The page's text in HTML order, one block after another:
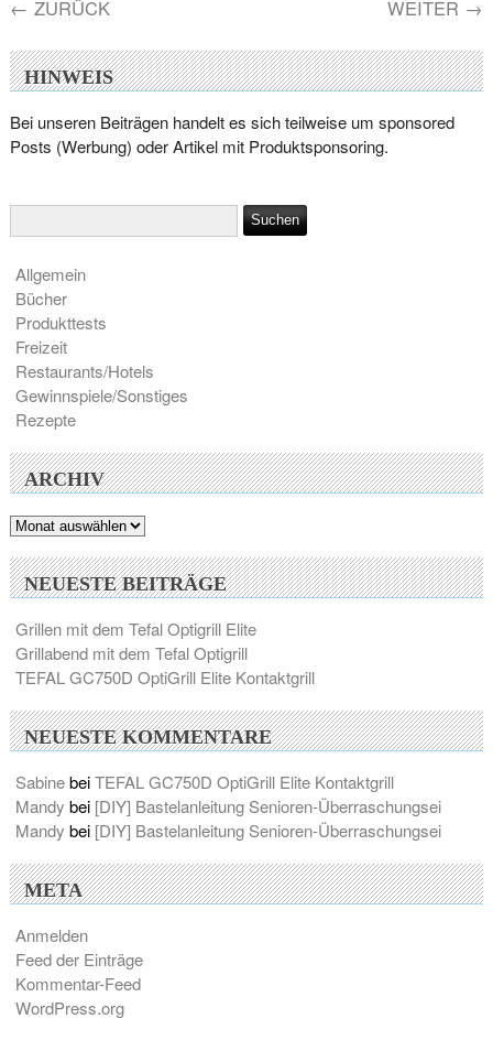
← ZURÜCK WEITER →
HINWEIS
Bei unseren Beiträgen handelt es sich teilweise um sponsored
Posts (Werbung) oder Artikel mit Produktsponsoring.
Allgemein
Bücher
Produkttests
Freizeit
Restaurants/Hotels
Gewinnspiele/Sonstiges
Rezepte
ARCHIV
Archiv
NEUESTE BEITRÄGE
Grillen mit dem Tefal Optigrill Elite
Grillabend mit dem Tefal Optigrill
TEFAL GC750D OptiGrill Elite Kontaktgrill
NEUESTE KOMMENTARE
SabinebeiTEFAL GC750D OptiGrill Elite Kontaktgrill
Mandy bei [DIY] Bastelanleitung Senioren-Überraschungsei
Mandy bei [DIY] Bastelanleitung Senioren-Überraschungsei
META
Anmelden
Feed der Einträge
Kommentar-Feed
WordPress.org